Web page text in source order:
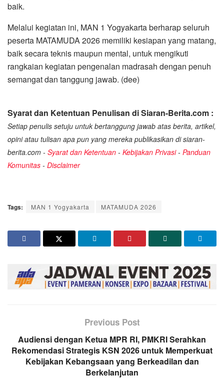
baik.
Melalui kegiatan ini, MAN 1 Yogyakarta berharap seluruh
peserta MATAMUDA 2026 memiliki kesiapan yang matang,
baik secara teknis maupun mental, untuk mengikuti
rangkaian kegiatan pengenalan madrasah dengan penuh
semangat dan tanggung jawab. (dee)
Syarat dan Ketentuan Penulisan di Siaran-Berita.com :
Setiap penulis setuju untuk bertanggung jawab atas berita, artikel,
opini atau tulisan apa pun yang mereka publikasikan di siaran-
berita.com - Syarat dan Ketentuan - Kebijakan Privasi- Panduan
Komunitas - Disclaimer
Tags: MAN 1 Yogyakarta MATAMUDA 2026
Previous Post
Audiensi dengan Ketua MPR RI, PMKRI Serahkan
Rekomendasi Strategis KSN 2026 untuk Memperkuat
Kebijakan Kebangsaan yang Berkeadilan dan
Berkelanjutan